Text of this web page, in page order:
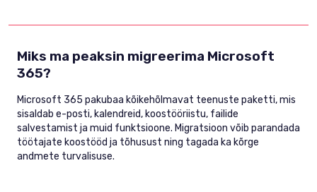
Miks ma peaksin migreerima Microsoft
365?
Microsoft 365 pakubaa kõikehõlmavat teenuste paketti, mis
sisaldab e-posti, kalendreid, koostööriistu, failide
salvestamist ja muid funktsioone. Migratsioon võib parandada
töötajate koostööd ja tõhusust ning tagada ka kõrge
andmete turvalisuse.